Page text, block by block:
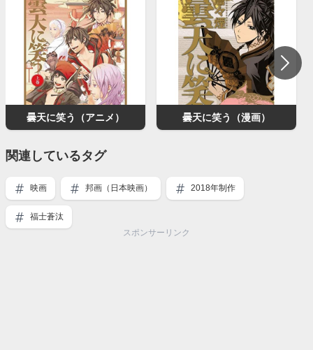
曇天に笑う（アニメ） 曇天に笑う（漫画）
関連しているタグ
映画 邦画（日本映画） 2018年制作
福士蒼汰
スポンサーリンク